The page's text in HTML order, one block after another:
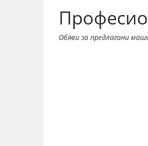
Обяви за предлагани